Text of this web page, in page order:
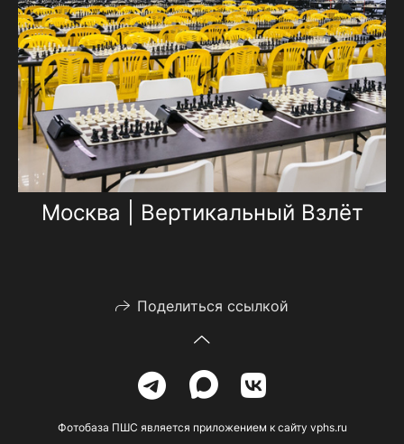
Москва | Вертикальный Взлёт
Поделиться ссылкой
Фотобаза ПШС является приложением к сайту vphs.ru